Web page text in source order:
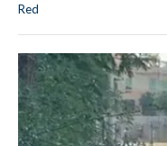
Red